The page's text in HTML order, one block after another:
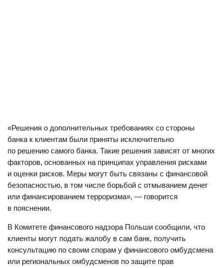
«Решения о дополнительных требованиях со стороны
банка к клиентам были приняты исключительно
по решению самого банка. Такие решения зависят от многих
факторов, основанных на принципах управления рисками
и оценки рисков. Меры могут быть связаны с финансовой
безопасностью, в том числе борьбой с отмыванием денег
или финансированием терроризма», — говорится
в пояснении.
В Комитете финансового надзора Польши сообщили, что
клиенты могут подать жалобу в сам банк, получить
консультацию по своим спорам у финансового омбудсмена
или региональных омбудсменов по защите прав